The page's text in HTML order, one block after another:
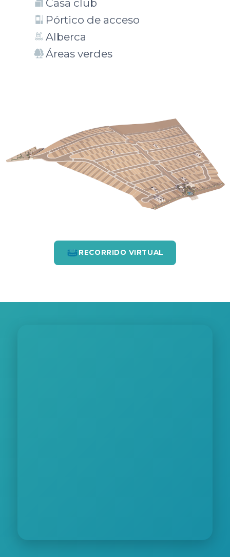
Casa club
Pórtico de acceso
Alberca
Áreas verdes
RECORRIDO VIRTUAL